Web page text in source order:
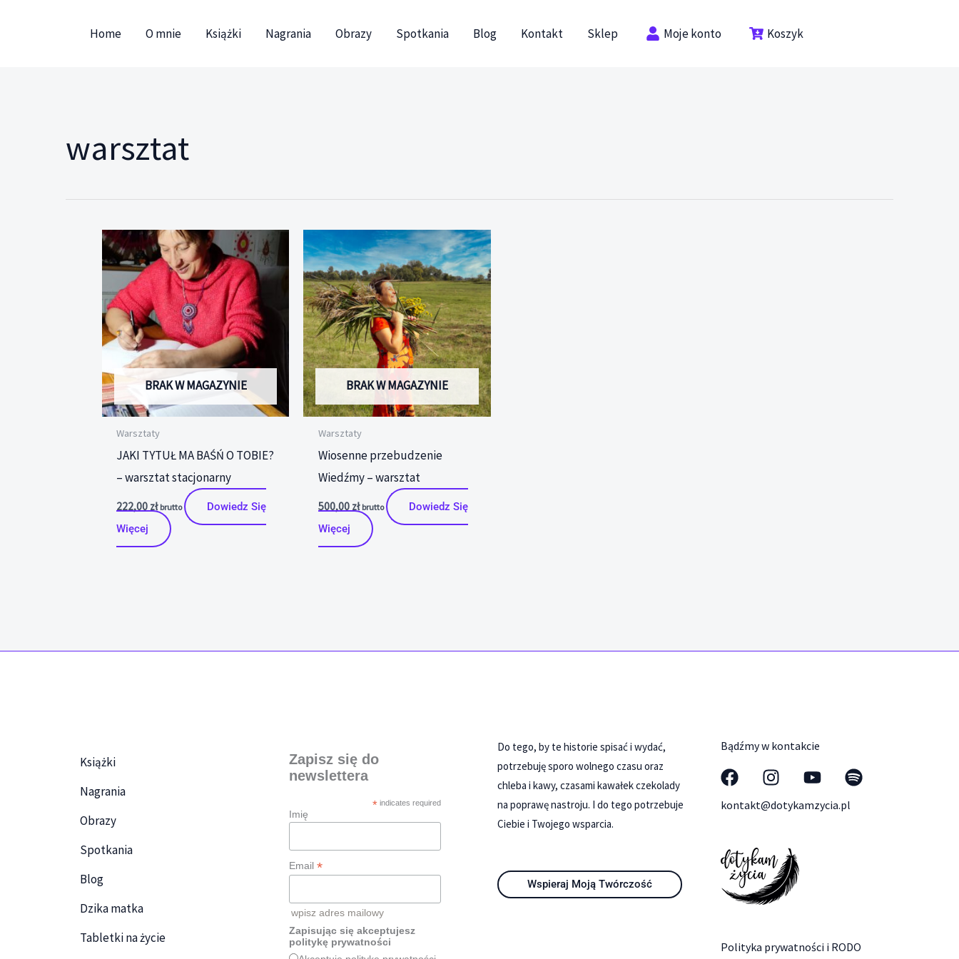
Home O mnie Książki Nagrania Obrazy Spotkania Blog Kontakt Sklep Moje konto Koszyk
warsztat
BRAK W MAGAZYNIE
Warsztaty
JAKI TYTUŁ MA BAŚŃ O TOBIE?
– warsztat stacjonarny
222,00 zł brutto
Dowiedz Się
Więcej
BRAK W MAGAZYNIE
Warsztaty
Wiosenne przebudzenie
Wiedźmy – warsztat
500,00 zł brutto
Dowiedz Się
Więcej
Książki
Nagrania
Obrazy
Spotkania
Blog
Dzika matka
Tabletki na życie
Zapisz się do
newslettera
* indicates required
Imię
Email *
wpisz adres mailowy
Zapisując się akceptujesz
politykę prywatności
Do tego, by te historie spisać i wydać,
potrzebuję sporo wolnego czasu oraz
chleba i kawy, czasami kawałek czekolady
na poprawę nastroju. I do tego potrzebuje
Ciebie i Twojego wsparcia.
Wspieraj Moją Twórczość
Bądźmy w kontakcie
kontakt@dotykamzycia.pl
Polityka prywatności i RODO